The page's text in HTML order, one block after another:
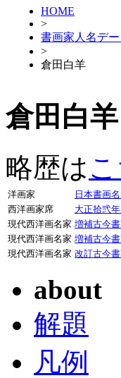
HOME
>
書画家人名デ
>
倉田白羊
倉田白羊
略歴は
洋画家 日本書画
西洋画家席
大正拾弐
現代西洋画名家 増補古今
現代西洋画名家 増補古今
現代西洋画名家 改訂古今
about
解題
凡例